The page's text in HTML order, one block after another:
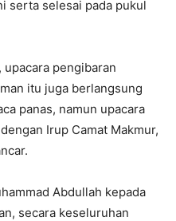
serta selesai pada pukul
upacara pengibaran
itu juga berlangsung
panas, namun upacara
Irup Camat Makmur,
Abdullah kepada
secara keseluruhan